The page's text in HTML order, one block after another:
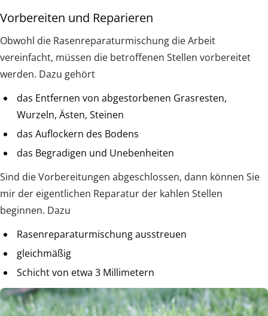
Vorbereiten und Reparieren
Obwohl die Rasenreparaturmischung die Arbeit
vereinfacht, müssen die betroffenen Stellen vorbereitet
werden. Dazu gehört
das Entfernen von abgestorbenen Grasresten,
Wurzeln, Ästen, Steinen
das Auflockern des Bodens
das Begradigen und Unebenheiten
Sind die Vorbereitungen abgeschlossen, dann können Sie
mir der eigentlichen Reparatur der kahlen Stellen
beginnen. Dazu
Rasenreparaturmischung ausstreuen
gleichmäßig
Schicht von etwa 3 Millimetern